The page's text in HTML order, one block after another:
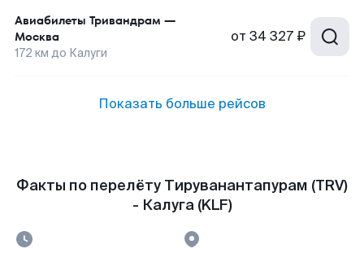
Авиабилеты Тривандрам —
Москва
172 км до Калуги
от 34 327 ₽
Показать больше рейсов
Факты по перелёту Тируванантапурам (TRV)
- Калуга (KLF)